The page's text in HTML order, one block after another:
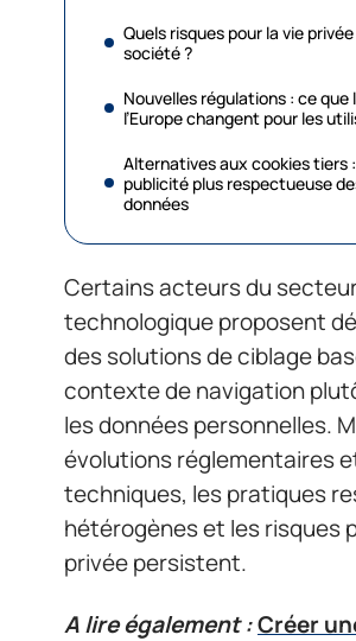
Quels risques pour la vie
société ?
Nouvelles régulations : ce que
l’Europe changent pour les
Alternatives aux cookies tiers
publicité plus respectueuse
données
Certains acteurs du
technologique proposent
des solutions de ciblage
contexte de navigation
les données personnelles.
évolutions réglementaires
techniques, les pratiques
hétérogènes et les risques
privée persistent.
A lire également :Créer